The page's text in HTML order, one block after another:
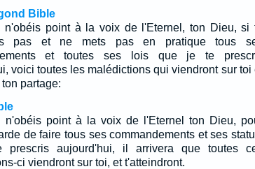
Bible
n'obéis point à la voix de l'Eternel, ton Dieu, si
pas et ne mets pas en pratique tous
et toutes ses lois que je te
voici toutes les malédictions qui viendront sur toi
partage:
n'obéis point à la voix de l'Eternel ton Dieu,
de faire tous ses commandements et ses
prescris aujourd'hui, il arrivera que toutes
ci viendront sur toi, et t'atteindront.